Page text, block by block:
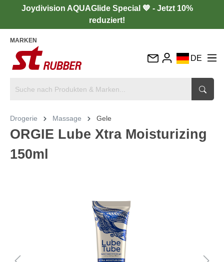
Joydivision AQUAGlide Special 💙 - Jetzt 10%
reduziert!
MARKEN
DE
IT
Drogerie Massage Gele
ORGIE Lube Xtra Moisturizing
150ml